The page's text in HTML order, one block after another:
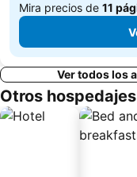
Mira precios de 11
Ver todos los
Otros